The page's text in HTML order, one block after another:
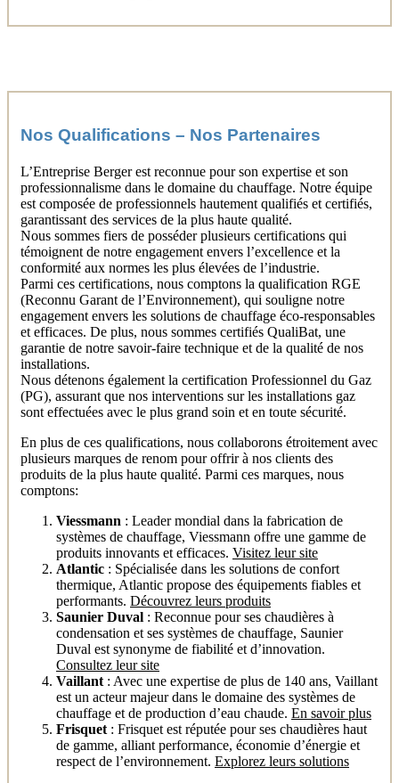
Nos Qualifications – Nos Partenaires
L’Entreprise Berger est reconnue pour son expertise et son
professionnalisme dans le domaine du chauffage. Notre équipe
est composée de professionnels hautement qualifiés et certifiés,
garantissant des services de la plus haute qualité.
Nous sommes fiers de posséder plusieurs certifications qui
témoignent de notre engagement envers l’excellence et la
conformité aux normes les plus élevées de l’industrie.
Parmi ces certifications, nous comptons la qualification RGE
(Reconnu Garant de l’Environnement), qui souligne notre
engagement envers les solutions de chauffage éco-responsables
et efficaces. De plus, nous sommes certifiés QualiBat, une
garantie de notre savoir-faire technique et de la qualité de nos
installations.
Nous détenons également la certification Professionnel du Gaz
(PG), assurant que nos interventions sur les installations gaz
sont effectuées avec le plus grand soin et en toute sécurité.
En plus de ces qualifications, nous collaborons étroitement avec
plusieurs marques de renom pour offrir à nos clients des
produits de la plus haute qualité. Parmi ces marques, nous
comptons:
Viessmann : Leader mondial dans la fabrication de
systèmes de chauffage, Viessmann offre une gamme de
produits innovants et efficaces. Visitez leur site
Atlantic : Spécialisée dans les solutions de confort
thermique, Atlantic propose des équipements fiables et
performants. Découvrez leurs produits
Saunier Duval : Reconnue pour ses chaudières à
condensation et ses systèmes de chauffage, Saunier
Duval est synonyme de fiabilité et d’innovation.
Consultez leur site
Vaillant : Avec une expertise de plus de 140 ans, Vaillant
est un acteur majeur dans le domaine des systèmes de
chauffage et de production d’eau chaude. En savoir plus
Frisquet : Frisquet est réputée pour ses chaudières haut
de gamme, alliant performance, économie d’énergie et
respect de l’environnement. Explorez leurs solutions